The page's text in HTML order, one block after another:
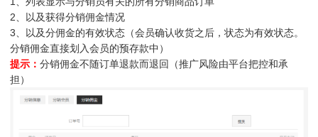
2、以及获得分销佣金情况
3、以及分佣金的有效状态（会员确认收货之后，状态为有效状态。
分销佣金直接划入会员的预存款中）
提示：分销佣金不随订单退款而退回（推广风险由平台把控和承
担）